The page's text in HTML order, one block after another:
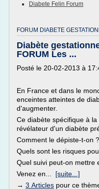
Diabete Felin Forum
FORUM DIABETE
Diabète
FORUM Les ...
Posté le 20-02-2013 à
En France et dans le
enceintes atteintes de
d'augmenter.
Ce diabète spécifique à
révélateur d'un diabète
Comment le dépiste-t-on ?
Quels sont les risques
Quel suivi peut-on mettre
Venez en... [suite...]
→ 3 Articles pour ce